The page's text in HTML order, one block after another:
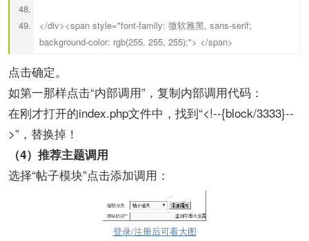
</div><span style="font-family: 微软雅黑, sans-serif;
background-color: rgb(255, 255, 255);"> </span>
点击确定。
如第一那样点击“内部调用”，复制内部调用代码：
在刚才打开的index.php文件中，找到“<!--{block/3333}--
>”，替换掉！
（4）推荐主题调用
选择“帖子模块”点击添加调用：
登录/注册后可看大图